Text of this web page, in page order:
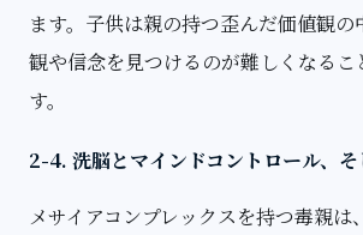
ます。子供は親の持つ歪んだ価値観
観や信念を見つけるのが難しくなるこ
す。
2-4. 洗脳とマインドコントロール、
メサイアコンプレックスを持つ毒親は